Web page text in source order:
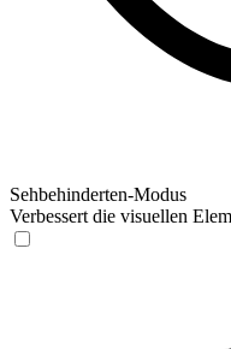
Sehbehinderten-Modus
Verbessert die visuellen